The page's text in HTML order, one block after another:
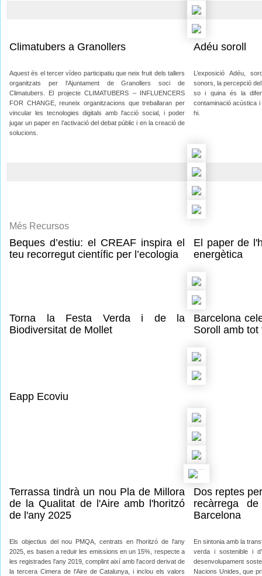
Climatubers a Granollers
Aquest és el tercer vídeo participatiu que neix fruit dels tallers
organitzats per l'Ajuntament de Granollers soci de
Climatubers. El projecte CLIMATUBERS – INFLUENCERS
FOR CHANGE, reuneix organitzacions que treballaran per
vincular les tecnologies digitals amb l'acció social, i poder
jugar un paper en l’activació del debat públic i en la creació de
solucions.
Adéu soroll
L’exposició Adéu,
sonors, la percepció
so i quina és la
contaminació acústica
hi.
Més Recursos
Beques d’estiu: el CREAF inspira el
teu recorregut científic per l’ecologia
El paper de
energètica
Torna la Festa Verda i de la
Biodiversitat de Mollet
Barcelona
Soroll amb
Eapp Ecoviu
Terrassa tindrà un nou Pla de Millora
de la Qualitat de l'Aire amb l'horitzó
de l'any 2025
Els objectius del nou PMQA, centrats en l'horitzó de l'any
2025, es basen a reduir les emissions en un 15%, respecte a
les registrades l'any 2019, complint així amb l'acord derivat de
la tercera Cimera de l'Aire de Catalunya, i inclou els valors
Dos reptes
recàrrega
Barcelona
En sintonia amb la
verda i sostenible i
desenvolupament
Nacions Unides, que